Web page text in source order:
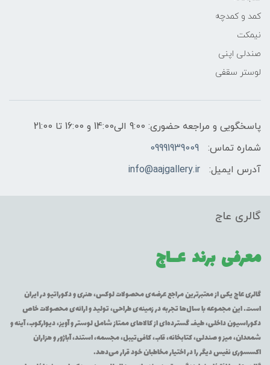
کمد و کمدچه
نیمکت
صندلی اپنی
لوستر سقفی
پاسخگویی و مراجعه حضوری: 9:00 الی14:00 و 16:00 تا 21:00
شماره تماس:
09991939009
آدرس ایمیل:
info@aajgallery.ir
گالری عاج
معرفی برند عــاج
گالری عاج یکی از معتبرترین مراجع عرضه‌ی محصولات لوکس، هنری و دکوراتیو در ایران
است. این مجموعه با سال‌ها تجربه در زمینه‌ی طراحی، تولید و ارائه‌ی محصولات خاص
دکوراسیون داخلی، طیف گسترده‌ای از کالاهای ممتاز شامل لوستر و آویز، دیوارکوب، آینه و
شمعدان، میز و صندلی، کتابخانه، قاب، کافی‌تیبل، مجسمه، استند، آباژور و هزاران
اکسسوری نفیس دیگر را در اختیار مخاطبان خود قرار می‌دهد.